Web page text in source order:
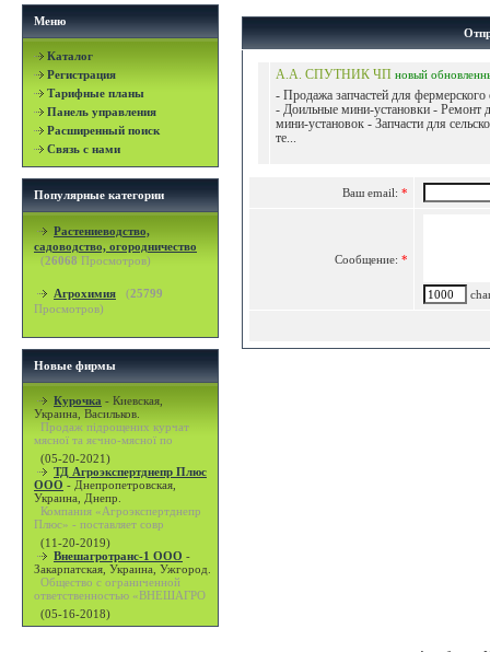
Меню
Каталог
Регистрация
Тарифные планы
Панель управления
Расширенный поиск
Связь с нами
Популярные категории
Растениеводство,
садоводство, огородничество
(26068 Просмотров)
Агрохимия (25799
Просмотров)
Новые фирмы
Курочка - Киевская,
Украина, Васильков.
Продаж підрощених курчат
мясної та яєчно-мясної по
(05-20-2021)
ТД Агроэкспертднепр Плюс
ООО - Днепропетровская,
Украина, Днепр.
Компания «Агроэкспертднепр
Плюс» - поставляет совр
(11-20-2019)
Внешагротранс-1 ООО -
Закарпатская, Украина, Ужгород.
Общество с ограниченной
ответственностью «ВНЕШАГРО
(05-16-2018)
А.А. СПУТНИК ЧП новый
- Продажа запчастей для фермерского
- Доильные мини-установки - Ремонт
мини-установок - Запчасти для
те...
Ваш email: *
Сообщение: *